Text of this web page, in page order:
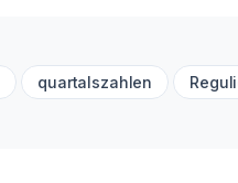
quartalszahlen